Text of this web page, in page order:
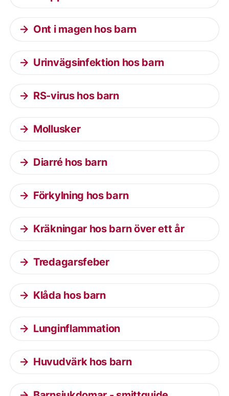
Ont i magen hos barn
Urinvägsinfektion hos barn
RS-virus hos barn
Mollusker
Diarré hos barn
Förkylning hos barn
Kräkningar hos barn över ett år
Tredagarsfeber
Klåda hos barn
Lunginflammation
Huvudvärk hos barn